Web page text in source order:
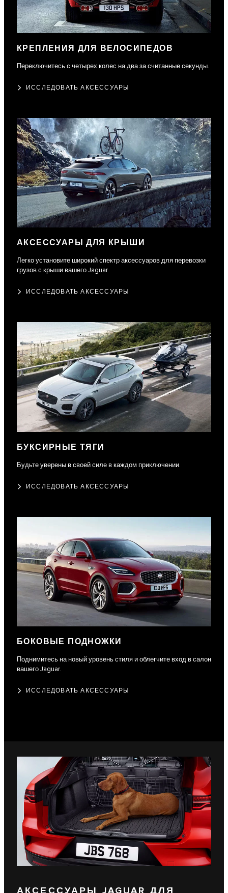
КРЕПЛЕНИЯ ДЛЯ ВЕЛОСИПЕДОВ
Переключитесь с четырех колес на два за считанные секунды.
ИССЛЕДОВАТЬ АКСЕССУАРЫ
АКСЕССУАРЫ ДЛЯ КРЫШИ
Легко установите широкий спектр аксессуаров для перевозки
грузов с крыши вашего Jaguar.
ИССЛЕДОВАТЬ АКСЕССУАРЫ
БУКСИРНЫЕ ТЯГИ
Будьте уверены в своей силе в каждом приключении.
ИССЛЕДОВАТЬ АКСЕССУАРЫ
БОКОВЫЕ ПОДНОЖКИ
Поднимитесь на новый уровень стиля и облегчите вход в салон
вашего Jaguar.
ИССЛЕДОВАТЬ АКСЕССУАРЫ
АКСЕССУАРЫ JAGUAR ДЛЯ